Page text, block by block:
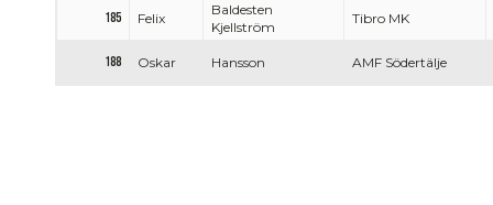
185 Felix
Baldesten
Kjellström
Tibro MK
188 Oskar Hansson AMF Södertälje